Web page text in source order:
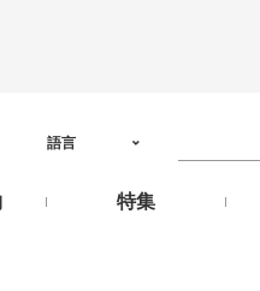
特集
語言